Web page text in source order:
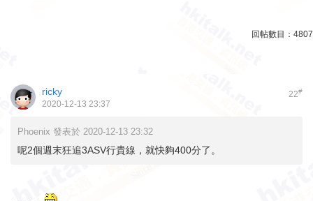
回帖數目： 4807
22#
ricky
2020-12-13 23:37
Phoenix 發表於 2020-12-13 23:32
呢2個週末狂追3ASV行貴線，就快夠400分了。